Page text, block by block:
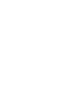
riski
eşyalar
neden